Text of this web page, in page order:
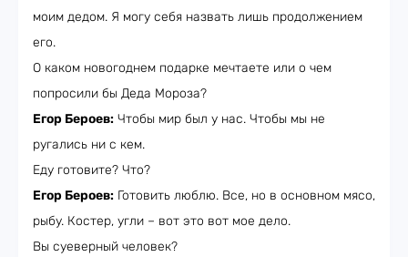
моим дедом. Я могу себя назвать лишь продолжением
его.
О каком новогоднем подарке мечтаете или о чем
попросили бы Деда Мороза?
Егор Бероев: Чтобы мир был у нас. Чтобы мы не
ругались ни с кем.
Еду готовите? Что?
Егор Бероев: Готовить люблю. Все, но в основном мясо,
рыбу. Костер, угли – вот это вот мое дело.
Вы суеверный человек?